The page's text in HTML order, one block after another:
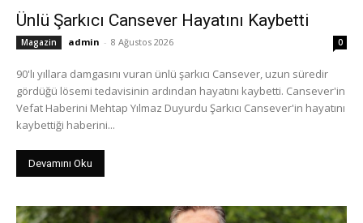
Ünlü Şarkıcı Cansever Hayatını Kaybetti
Magazin admin - 8 Ağustos 2026 0
90'lı yıllara damgasını vuran ünlü şarkıcı Cansever, uzun süredir
gördüğü lösemi tedavisinin ardından hayatını kaybetti. Cansever'in
Vefat Haberini Mehtap Yılmaz Duyurdu Şarkıcı Cansever'in hayatını
kaybettiği haberini...
Devamını Oku